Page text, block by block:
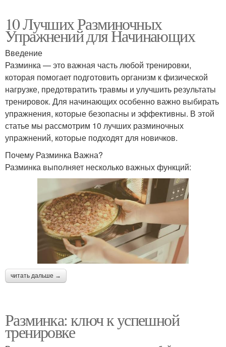
10 Лучших Разминочных
Упражнений для Начинающих
Введение
Разминка — это важная часть любой тренировки,
которая помогает подготовить организм к физической
нагрузке, предотвратить травмы и улучшить результаты
тренировок. Для начинающих особенно важно выбирать
упражнения, которые безопасны и эффективны. В этой
статье мы рассмотрим 10 лучших разминочных
упражнений, которые подходят для новичков.
Почему Разминка Важна?
Разминка выполняет несколько важных функций:
читать дальше →
Разминка: ключ к успешной
тренировке